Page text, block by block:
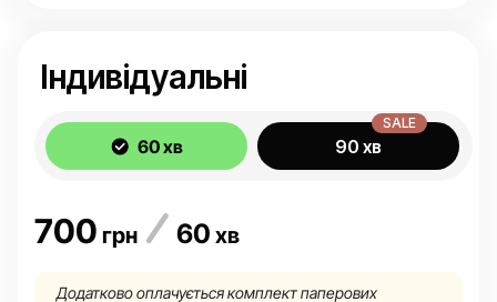
Індивідуальні
60 хв 90 хв
SALE
700 грн 60 хв
Додатково оплачується комплект паперових